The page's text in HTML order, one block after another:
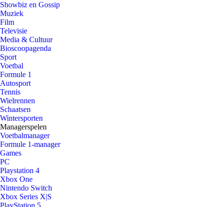
Showbiz en Gossip
Muziek
Film
Televisie
Media & Cultuur
Bioscoopagenda
Sport
Voetbal
Formule 1
Autosport
Tennis
Wielrennen
Schaatsen
Wintersporten
Managerspelen
Voetbalmanager
Formule 1-manager
Games
PC
Playstation 4
Xbox One
Nintendo Switch
Xbox Series X|S
PlayStation 5